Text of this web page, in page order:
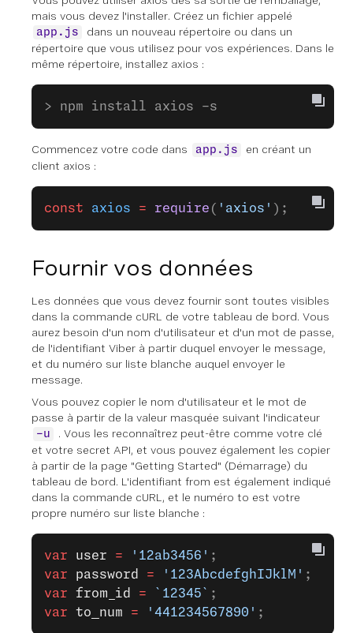
mais vous devez l'installer. Créez un fichier appelé
app.js
dans un nouveau répertoire ou dans un
répertoire que vous utilisez pour vos expériences. Dans le
même répertoire, installez axios :
> npm install axios -s
Commencez votre code dans app.js
en créant un
client axios :
const axios = require ( 'axios' );
Fournir vos données
Les données que vous devez fournir sont toutes visibles
dans la commande cURL de votre tableau de bord. Vous
aurez besoin d'un nom d'utilisateur et d'un mot de passe,
de l'identifiant Viber à partir duquel envoyer le message,
et du numéro sur liste blanche auquel envoyer le
message.
Vous pouvez copier le nom d'utilisateur et le mot de
passe à partir de la valeur masquée suivant l'indicateur
-u
. Vous les reconnaîtrez peut-être comme votre clé
et votre secret API, et vous pouvez également les copier
à partir de la page "Getting Started" (Démarrage) du
tableau de bord. L'identifiant from est également indiqué
dans la commande cURL, et le numéro to est votre
propre numéro sur liste blanche :
var user = '12ab3456' ;
var password = '123AbcdefghIJklM' ;
var from_id = `12345` ;
var to_num = '441234567890' ;